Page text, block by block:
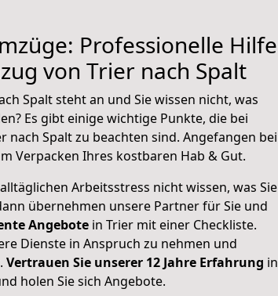
Professionelle Hilfe
von Trier nach Spalt
Spalt steht an und Sie wissen nicht, was
Es gibt einige wichtige Punkte, die bei
nach Spalt zu beachten sind. Angefangen bei
Verpacken Ihres kostbaren Hab & Gut.
Arbeitsstress nicht wissen, was Sie
übernehmen unsere Partner für Sie und
Angebote in Trier mit einer Checkliste.
Dienste in Anspruch zu nehmen und
Vertrauen Sie unserer 12 Jahre Erfahrung in
holen Sie sich Angebote.